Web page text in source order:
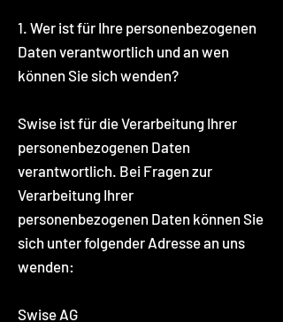
1. Wer ist für Ihre personenbezogenen
Daten verantwortlich und an wen
können Sie sich wenden?
Swise ist für die Verarbeitung Ihrer
personenbezogenen Daten
verantwortlich. Bei Fragen zur
Verarbeitung Ihrer
personenbezogenen Daten können Sie
sich unter folgender Adresse an uns
wenden:
Swise AG